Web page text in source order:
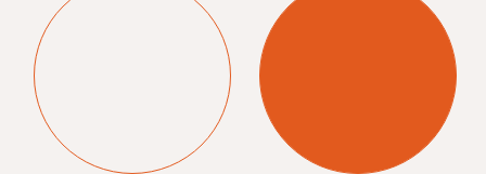
сосудистые заболевания, а также прием
лекарственных препаратов, особенно влияющих
на выработку мужских и женских половых
Ухудшение сексуальных отношений между
обоими партнерами может возникнуть из-за
напряженного рабочего графика и постоянных
стрессов. Употребление алкоголя, который
изначально может увеличить сексуальную
привлекательность, в дальнейшем также
оказывает негативное влияние на качество